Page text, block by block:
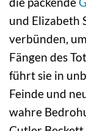
und Elizabeth
verbünden,
Fängen des
führt sie in
Feinde und
wahre